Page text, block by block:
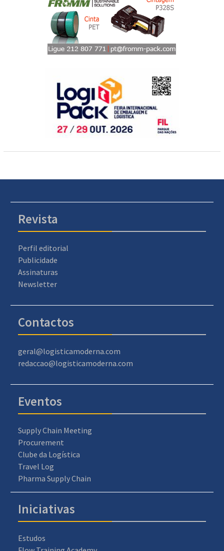
Revista
Perfil editorial
Publicidade
Assinaturas
Newsletter
Contactos
geral@logisticamoderna.com
redaccao@logisticamoderna.com
Eventos
Supply Chain Meeting
Procurement
Clube da Logística
Travel Log
Pharma Supply Chain
Iniciativas
Estudos